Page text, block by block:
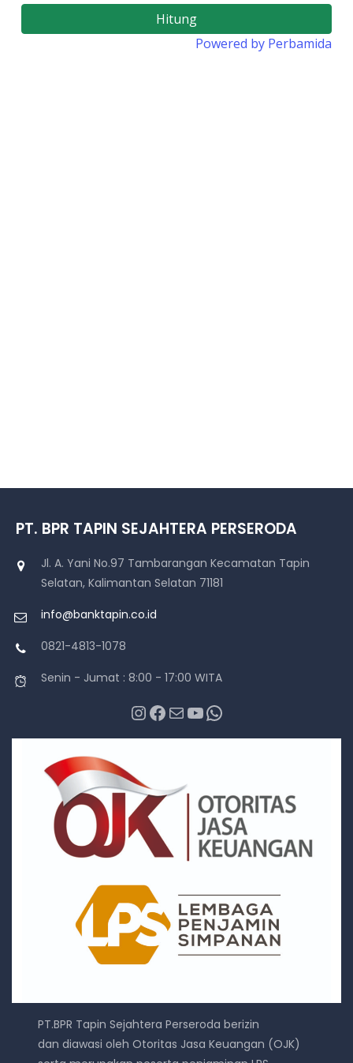
PT. BPR TAPIN SEJAHTERA PERSERODA
Jl. A. Yani No.97 Tambarangan Kecamatan Tapin
Selatan, Kalimantan Selatan 71181
info@banktapin.co.id
0821-4813-1078
Senin - Jumat : 8:00 - 17:00 WITA
InstagramFacebook Mail YouTube WhatsApp
PT.BPR Tapin Sejahtera Perseroda berizin
dan diawasi oleh Otoritas Jasa Keuangan (OJK)